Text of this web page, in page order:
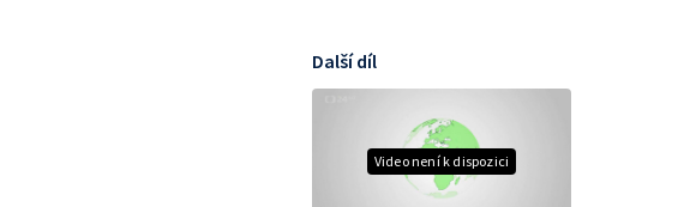
Video není k dispozici
Další díl